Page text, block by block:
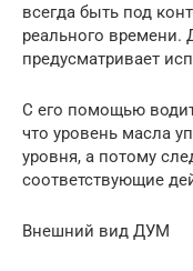
всегда быть под
реального времени.
предусматривает
С его помощью
что уровень масла
уровня, а потому
соответствующие
Внешний вид ДУМ